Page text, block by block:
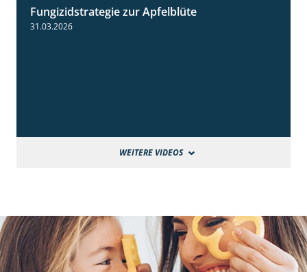
Fungizidstrategie zur Apfelblüte
31.03.2026
WEITERE VIDEOS